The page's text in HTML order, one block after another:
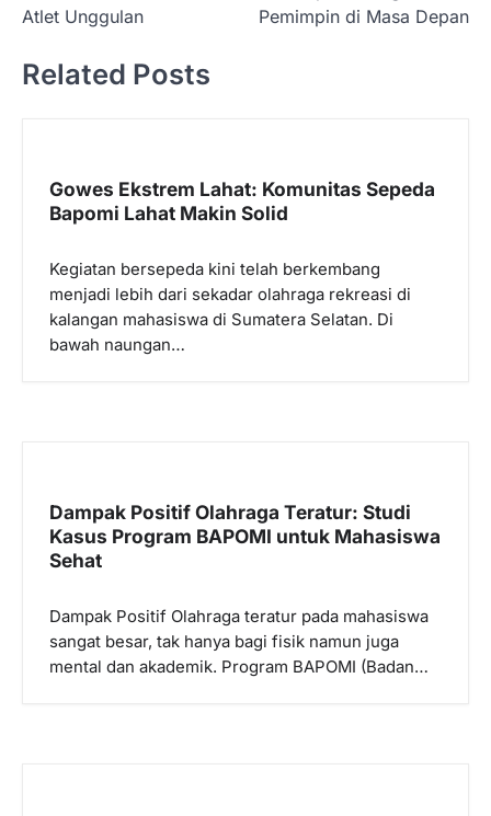
i
a
Atlet Unggulan
Pemimpin di Masa Depan
Related Posts
Gowes Ekstrem Lahat: Komunitas Sepeda
Bapomi Lahat Makin Solid
Kegiatan bersepeda kini telah berkembang
menjadi lebih dari sekadar olahraga rekreasi di
kalangan mahasiswa di Sumatera Selatan. Di
bawah naungan…
Dampak Positif Olahraga Teratur: Studi
Kasus Program BAPOMI untuk Mahasiswa
Sehat
Dampak Positif Olahraga teratur pada mahasiswa
sangat besar, tak hanya bagi fisik namun juga
mental dan akademik. Program BAPOMI (Badan…